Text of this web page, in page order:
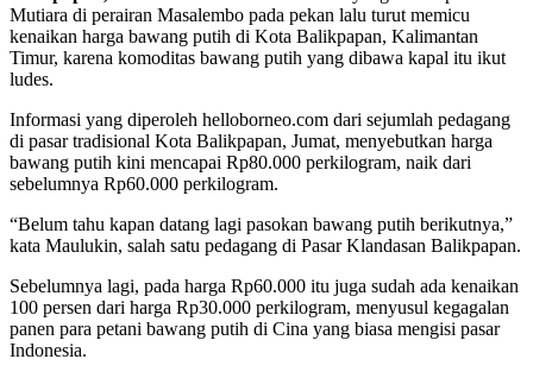
Mutiara di perairan Masalembo pada pekan lalu turut memicu
kenaikan harga bawang putih di Kota Balikpapan, Kalimantan
Timur, karena komoditas bawang putih yang dibawa kapal itu ikut
ludes.
Informasi yang diperoleh helloborneo.com dari sejumlah pedagang
di pasar tradisional Kota Balikpapan, Jumat, menyebutkan harga
bawang putih kini mencapai Rp80.000 perkilogram, naik dari
sebelumnya Rp60.000 perkilogram.
“Belum tahu kapan datang lagi pasokan bawang putih berikutnya,”
kata Maulukin, salah satu pedagang di Pasar Klandasan Balikpapan.
Sebelumnya lagi, pada harga Rp60.000 itu juga sudah ada kenaikan
100 persen dari harga Rp30.000 perkilogram, menyusul kegagalan
panen para petani bawang putih di Cina yang biasa mengisi pasar
Indonesia.